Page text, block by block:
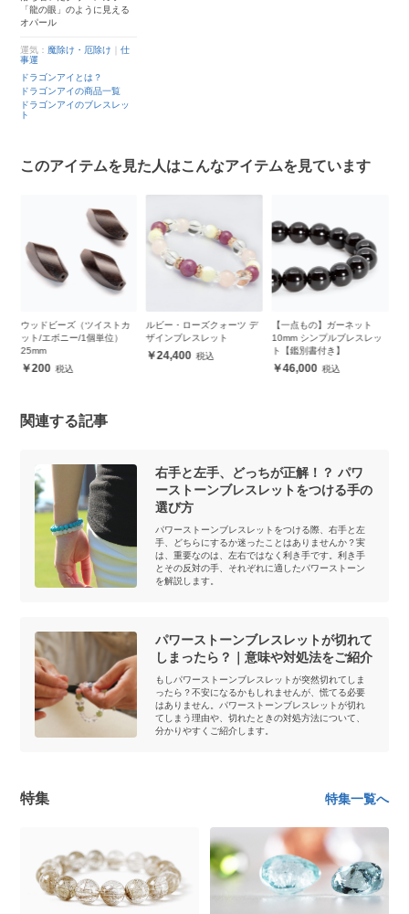
「龍の眼」のように見える
オパール
運気： 魔除け・厄除け ｜仕
事運
ドラゴンアイとは？
ドラゴンアイの商品一覧
ドラゴンアイのブレスレッ
ト
このアイテムを見た人はこんなアイテムを見ています
（ツイストカ
/1個単位）
ルビー・ローズクォーツ デ
ザインブレスレット
【一点もの】ガーネット
10mm シンプルブレスレッ
ト【鑑別書付き】
タイチンルチルク
ンダント
31,000
関連する記事
右手と左手、どっちが正解！？ パワ
ーストーンブレスレットをつける手の
選び方
パワーストーンブレスレットをつける際、右手と左
手、どちらにするか迷ったことはありませんか？実
は、重要なのは、左右ではなく利き手です。利き手
とその反対の手、それぞれに適したパワーストーン
を解説します。
パワーストーンブレスレットが切れて
しまったら？｜意味や対処法をご紹介
もしパワーストーンブレスレットが突然切れてしま
ったら？不安になるかもしれませんが、慌てる必要
はありません。パワーストーンブレスレットが切れ
てしまう理由や、切れたときの対処方法について、
分かりやすくご紹介します。
特集 特集一覧へ